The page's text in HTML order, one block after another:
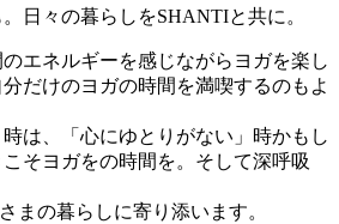
日々の暮らしをSHANTIと共に。
エネルギーを感じながらヨガを楽し
だけのヨガの時間を満喫するのもよ
時は、「心にゆとりがない」時かもし
そヨガをの時間を。そして深呼吸
まの暮らしに寄り添います。